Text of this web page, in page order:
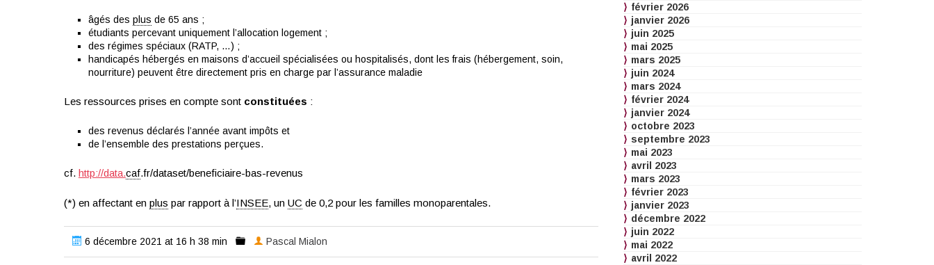
âgés des plus de 65 ans ;
étudiants percevant uniquement l’allocation logement ;
des régimes spéciaux (RATP, …) ;
handicapés hébergés en maisons d’accueil spécialisées ou hospitalisés, dont les frais (hébergement, soin,
nourriture) peuvent être directement pris en charge par l’assurance maladie
Les ressources prises en compte sont constituées :
des revenus déclarés l’année avant impôts et
de l’ensemble des prestations perçues.
cf. http://data.caf.fr/dataset/beneficiaire-bas-revenus
(*) en affectant en plus par rapport à l’INSEE, un UC de 0,2 pour les familles monoparentales.
6 décembre 2021 at 16 h 38 min Pascal Mialon
février 2026
janvier 2026
juin 2025
mai 2025
mars 2025
juin 2024
mars 2024
février 2024
janvier 2024
octobre 2023
septembre 2023
mai 2023
avril 2023
mars 2023
février 2023
janvier 2023
décembre 2022
juin 2022
mai 2022
avril 2022